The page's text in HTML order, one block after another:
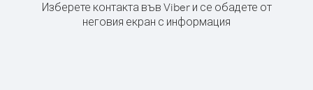
Изберете контакта във Viber и се обадете от
неговия екран с информация